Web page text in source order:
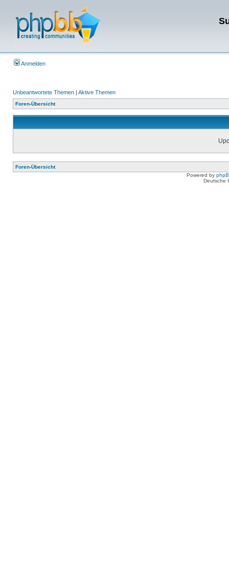
Anmelden
Unbeantwortete Themen | Aktive Themen
Foren-Übersicht
Foren-Übersicht
Powered by
Deutsche